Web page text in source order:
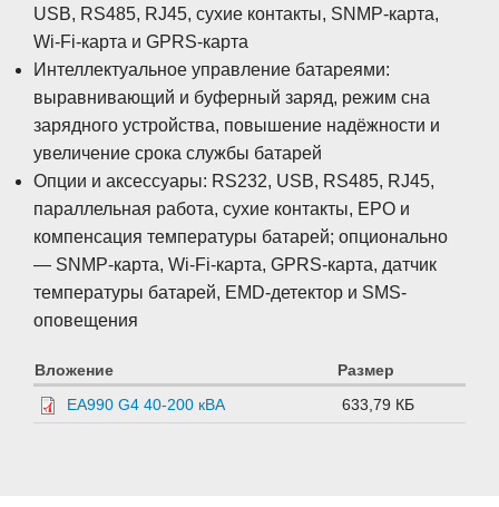
USB, RS485, RJ45, сухие контакты, SNMP-карта,
Wi-Fi-карта и GPRS-карта
Интеллектуальное управление батареями:
выравнивающий и буферный заряд, режим сна
зарядного устройства, повышение надёжности и
увеличение срока службы батарей
Опции и аксессуары: RS232, USB, RS485, RJ45,
параллельная работа, сухие контакты, EPO и
компенсация температуры батарей; опционально
— SNMP-карта, Wi-Fi-карта, GPRS-карта, датчик
температуры батарей, EMD-детектор и SMS-
оповещения
Вложение
Размер
EA990 G4 40-200 кВА
633,79 КБ